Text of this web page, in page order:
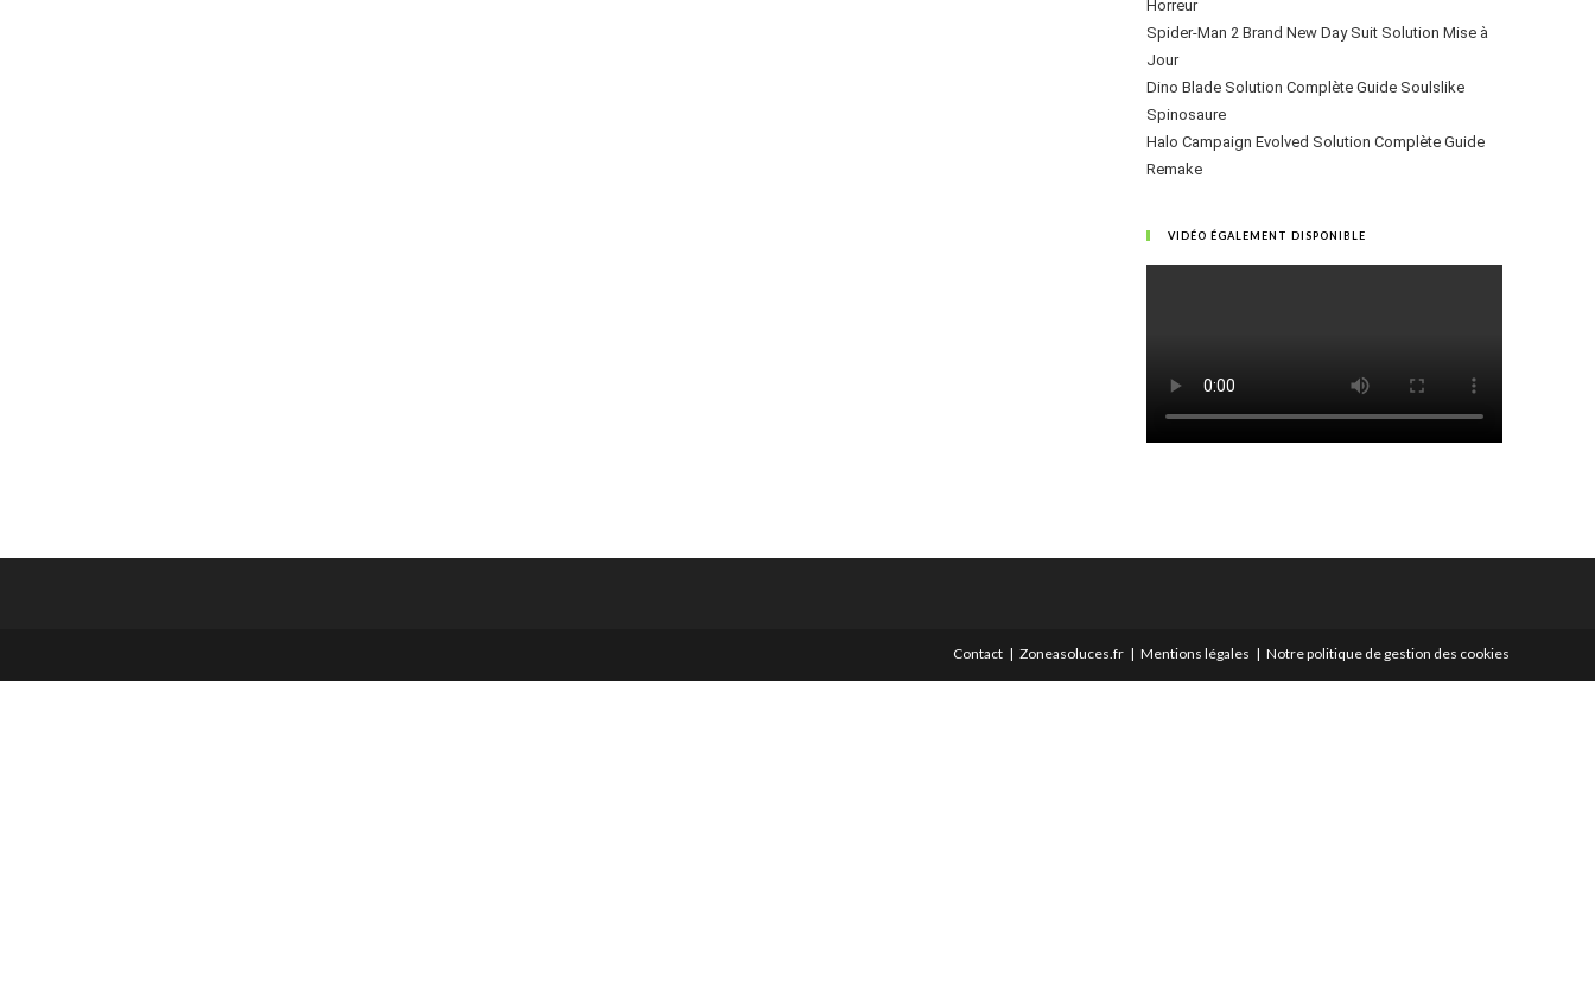
Horreur
Spider-Man 2 Brand New Day Suit Solution Mise à
Jour
Dino Blade Solution Complète Guide Soulslike
Spinosaure
Halo Campaign Evolved Solution Complète Guide
Remake
VIDÉO ÉGALEMENT DISPONIBLE
Contact Zoneasoluces.fr Mentions légales Notre politique de gestion des cookies